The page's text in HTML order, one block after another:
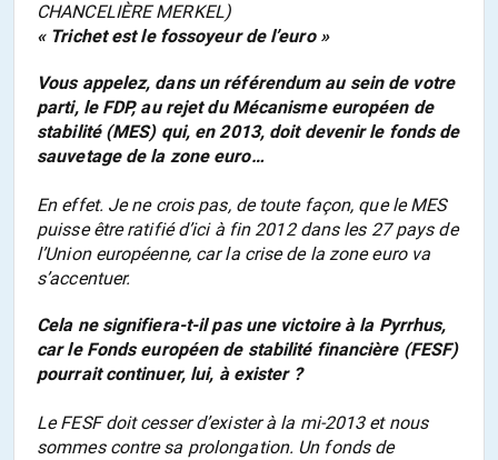
CHANCELIÈRE MERKEL)
« Trichet est le fossoyeur de l’euro »
Vous appelez, dans un référendum au sein de votre
parti, le FDP, au rejet du Mécanisme européen de
stabilité (MES) qui, en 2013, doit devenir le fonds de
sauvetage de la zone euro…
En effet. Je ne crois pas, de toute façon, que le MES
puisse être ratifié d’ici à fin 2012 dans les 27 pays de
l’Union européenne, car la crise de la zone euro va
s’accentuer.
Cela ne signifiera-t-il pas une victoire à la Pyrrhus,
car le Fonds européen de stabilité financière (FESF)
pourrait continuer, lui, à exister ?
Le FESF doit cesser d’exister à la mi-2013 et nous
sommes contre sa prolongation. Un fonds de